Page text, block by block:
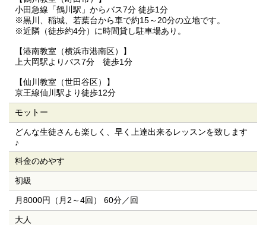
小田急線「鶴川駅」からバス7分 徒歩1分
※黒川、稲城、若葉台から車で約15～20分の立地です。
※近隣（徒歩約4分）に時間貸し駐車場あり。
【港南教室（横浜市港南区）】
上大岡駅よりバス7分 徒歩1分
【仙川教室（世田谷区）】
京王線仙川駅より徒歩12分
モットー
どんな生徒さんも楽しく、早く上達出来るレッスンを致します
♪
料金のめやす
初級
月8000円（月2～4回） 60分／回
大人